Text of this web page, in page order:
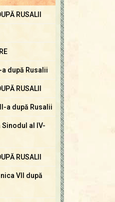
RUSALII
după Rusalii
RUSALII
a după Rusalii
al IV-
RUSALII
VII după